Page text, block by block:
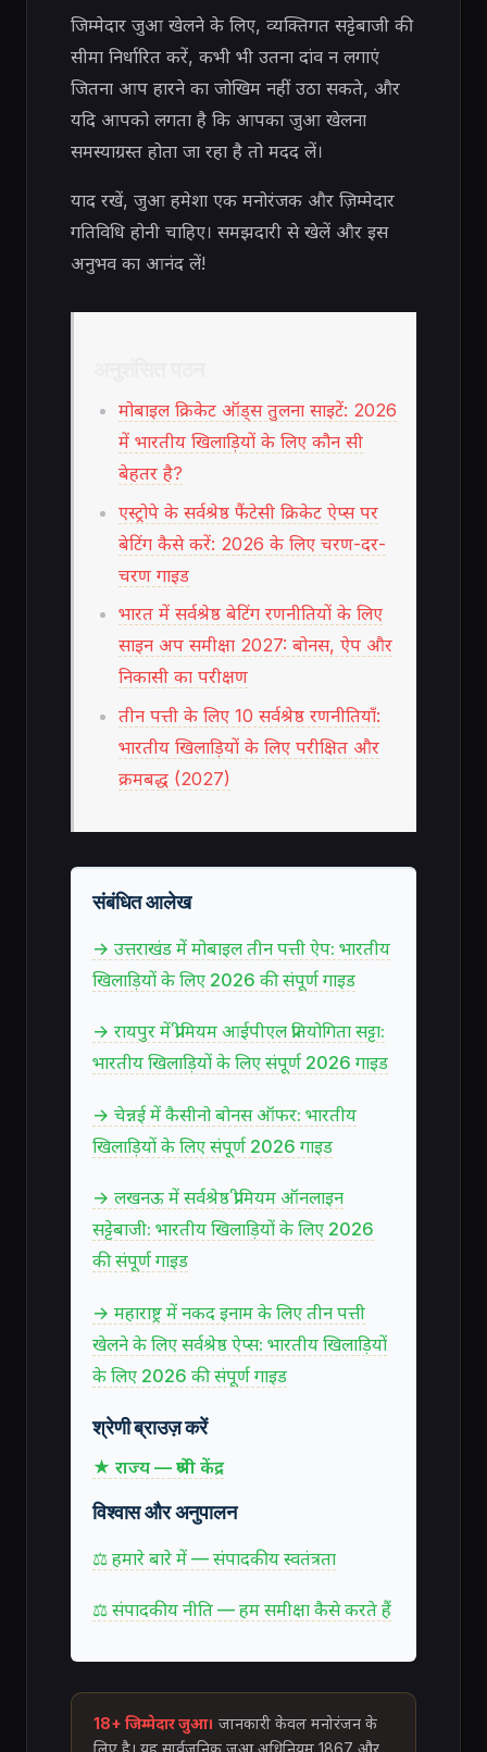
जिम्मेदार जुआ खेलने के लिए, व्यक्तिगत सट्टेबाजी की
सीमा निर्धारित करें, कभी भी उतना दांव न लगाएं
जितना आप हारने का जोखिम नहीं उठा सकते, और
यदि आपको लगता है कि आपका जुआ खेलना
समस्याग्रस्त होता जा रहा है तो मदद लें।
याद रखें, जुआ हमेशा एक मनोरंजक और ज़िम्मेदार
गतिविधि होनी चाहिए। समझदारी से खेलें और इस
अनुभव का आनंद लें!
मोबाइल क्रिकेट ऑड्स तुलना साइटें: 2026
में भारतीय खिलाड़ियों के लिए कौन सी
बेहतर है?
एस्ट्रोपे के सर्वश्रेष्ठ फैंटेसी क्रिकेट ऐप्स पर
बेटिंग कैसे करें: 2026 के लिए चरण-दर-
चरण गाइड
भारत में सर्वश्रेष्ठ बेटिंग रणनीतियों के लिए
साइन अप समीक्षा 2027: बोनस, ऐप और
निकासी का परीक्षण
तीन पत्ती के लिए 10 सर्वश्रेष्ठ रणनीतियाँ:
भारतीय खिलाड़ियों के लिए परीक्षित और
क्रमबद्ध (2027)
संबंधित आलेख
→ उत्तराखंड में मोबाइल तीन पत्ती ऐप: भारतीय
खिलाड़ियों के लिए 2026 की संपूर्ण गाइड
→ रायपुर में प्रीमियम आईपीएल प्रतियोगिता सट्टा:
भारतीय खिलाड़ियों के लिए संपूर्ण 2026 गाइड
→ चेन्नई में कैसीनो बोनस ऑफर: भारतीय
खिलाड़ियों के लिए संपूर्ण 2026 गाइड
→ लखनऊ में सर्वश्रेष्ठ प्रीमियम ऑनलाइन
सट्टेबाजी: भारतीय खिलाड़ियों के लिए 2026
की संपूर्ण गाइड
→ महाराष्ट्र में नकद इनाम के लिए तीन पत्ती
खेलने के लिए सर्वश्रेष्ठ ऐप्स: भारतीय खिलाड़ियों
के लिए 2026 की संपूर्ण गाइड
श्रेणी ब्राउज़ करें
★ राज्य — श्रेणी केंद्र
विश्वास और अनुपालन
⚖ हमारे बारे में — संपादकीय स्वतंत्रता
⚖ संपादकीय नीति — हम समीक्षा कैसे करते हैं
18+ जिम्मेदार जुआ। जानकारी केवल मनोरंजन के
लिए है। यह सार्वजनिक जुआ अधिनियम 1867 और